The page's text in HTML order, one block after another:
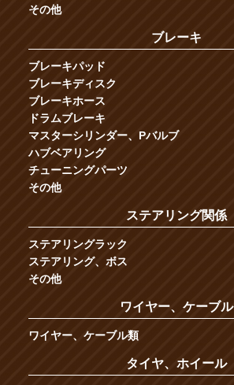
その他
ブレーキ
ブレーキパッド
ブレーキディスク
ブレーキホース
ドラムブレーキ
マスターシリンダー、Pバルブ
ハブベアリング
チューニングパーツ
その他
ステアリング関係
ステアリングラック
ステアリング、ボス
その他
ワイヤー、ケーブル
ワイヤー、ケーブル類
タイヤ、ホイール